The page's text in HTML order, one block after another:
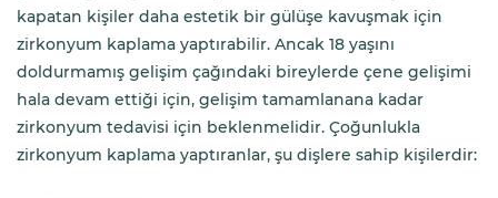
kapatan kişiler daha estetik bir gülüşe kavuşmak için
zirkonyum kaplama yaptırabilir. Ancak 18 yaşını
doldurmamış gelişim çağındaki bireylerde çene gelişimi
hala devam ettiği için, gelişim tamamlanana kadar
zirkonyum tedavisi için beklenmelidir. Çoğunlukla
zirkonyum kaplama yaptıranlar, şu dişlere sahip kişilerdir: